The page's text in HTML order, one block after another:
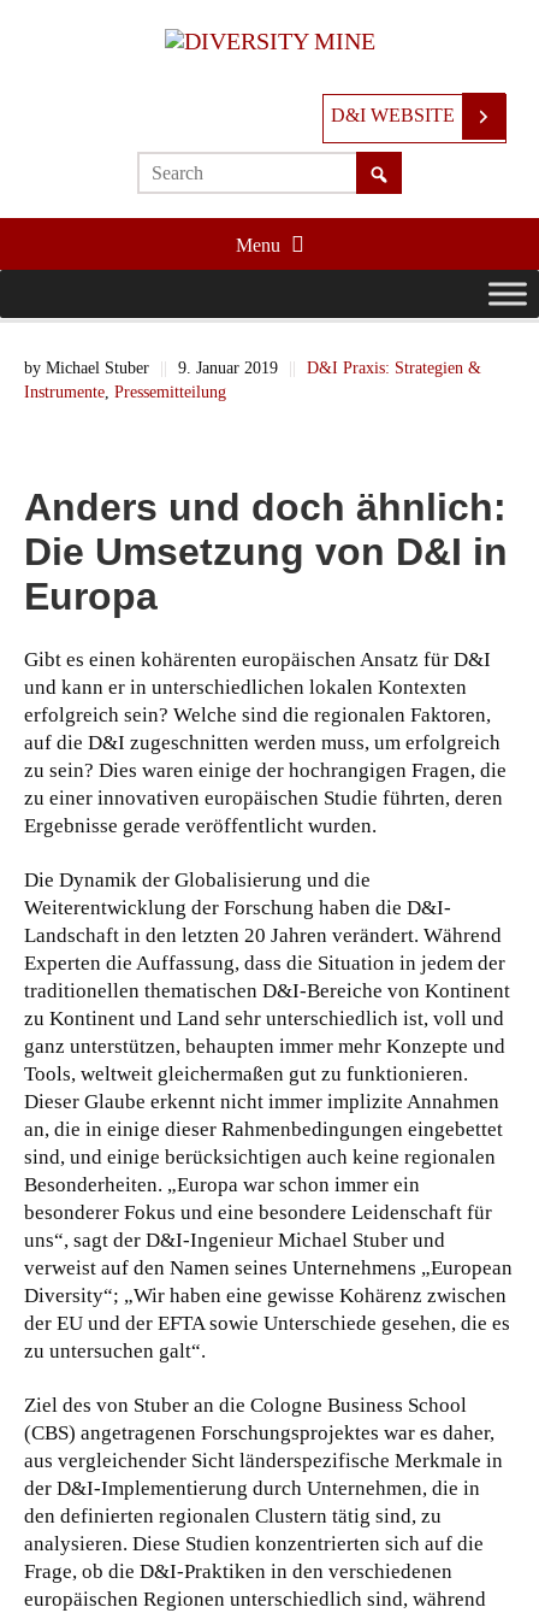
D&I WEBSITE
Menu
by Michael Stuber || 9. Januar 2019 ||
D&I Praxis: Strategien &
Instrumente Pressemitteilung
Anders und doch ähnlich:
Die Umsetzung von D&I in
Europa
Gibt es einen kohärenten europäischen Ansatz für D&I
und kann er in unterschiedlichen lokalen Kontexten
erfolgreich sein? Welche sind die regionalen Faktoren,
auf die D&I zugeschnitten werden muss, um erfolgreich
zu sein? Dies waren einige der hochrangigen Fragen, die
zu einer innovativen europäischen Studie führten, deren
Ergebnisse gerade veröffentlicht wurden.
Die Dynamik der Globalisierung und die
Weiterentwicklung der Forschung haben die D&I-
Landschaft in den letzten 20 Jahren verändert. Während
Experten die Auffassung, dass die Situation in jedem der
traditionellen thematischen D&I-Bereiche von Kontinent
zu Kontinent und Land sehr unterschiedlich ist, voll und
ganz unterstützen, behaupten immer mehr Konzepte und
Tools, weltweit gleichermaßen gut zu funktionieren.
Dieser Glaube erkennt nicht immer implizite Annahmen
an, die in einige dieser Rahmenbedingungen eingebettet
sind, und einige berücksichtigen auch keine regionalen
Besonderheiten. „Europa war schon immer ein
besonderer Fokus und eine besondere Leidenschaft für
uns“, sagt der D&I-Ingenieur Michael Stuber und
verweist auf den Namen seines Unternehmens „European
Diversity“; „Wir haben eine gewisse Kohärenz zwischen
der EU und der EFTA sowie Unterschiede gesehen, die es
zu untersuchen galt“.
Ziel des von Stuber an die Cologne Business School
(CBS) angetragenen Forschungsprojektes war es daher,
aus vergleichender Sicht länderspezifische Merkmale in
der D&I-Implementierung durch Unternehmen, die in
den definierten regionalen Clustern tätig sind, zu
analysieren. Diese Studien konzentrierten sich auf die
Frage, ob die D&I-Praktiken in den verschiedenen
europäischen Regionen unterschiedlich sind, während